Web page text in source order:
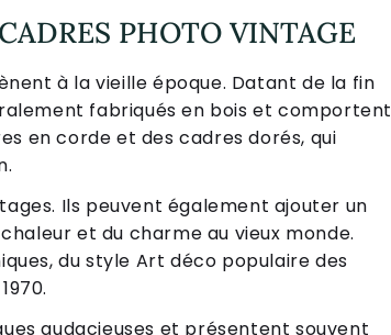
PHOTO VINTAGE
à la vieille époque. Datant de la fin
fabriqués en bois et comportent
en corde et des cadres dorés, qui
Ils peuvent également ajouter un
et du charme au vieux monde.
du style Art déco populaire des
audacieuses et présentent souvent